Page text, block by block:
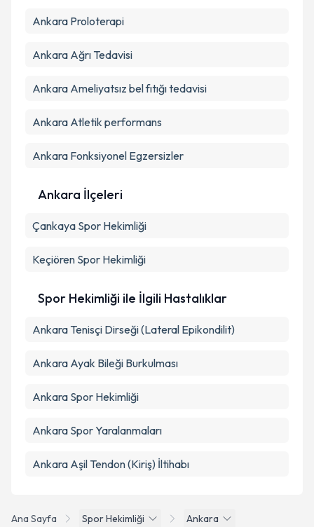
Metni'ni okudum ve kişisel verilerimin belirtilen
Ana Sayfa Spor Hekimliği Ankara
Ankara Proloterapi
Ankara Ağrı Tedavisi
Ankara Ameliyatsız bel fıtığı tedavisi
Ankara Atletik performans
Ankara Fonksiyonel Egzersizler
Ankara İlçeleri
Çankaya Spor Hekimliği
Keçiören Spor Hekimliği
Spor Hekimliği ile İlgili Hastalıklar
Ankara Tenisçi Dirseği (Lateral Epikondilit)
Ankara Ayak Bileği Burkulması
Ankara Spor Hekimliği
Ankara Spor Yaralanmaları
Ankara Aşil Tendon (Kiriş) İltihabı